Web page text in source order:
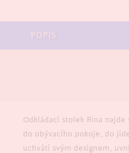
POPIS
Odkládací stolek Rina
do obývacího pokoje, do
uchvátí svým designem,